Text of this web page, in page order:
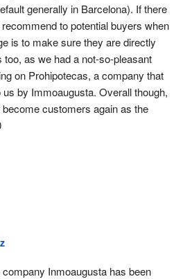
generally in Barcelona). If there
to potential buyers when
is to make sure they are directly
too, as we had a not-so-pleasant
on Prohipotecas, a company that
by Immoaugusta. Overall though,
customers again as the
Inmoaugusta has been